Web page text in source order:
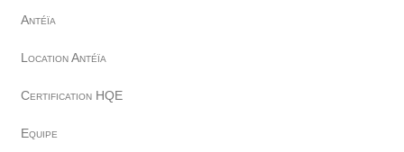
Antéïa
Location Antéïa
Certification HQE
Equipe